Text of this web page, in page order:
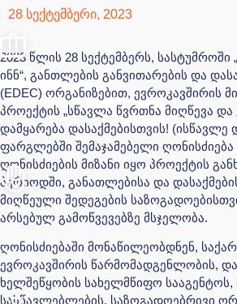
28 სექტემბერი, 2023
2023 წლის 28 სექტემბერს,
ინნ“, განთლების განვითარების და
(EDEC) ორგანიზებით, ევროკავშირის
პროექტის „სწავლა წვრთნა მიღწევა და
დამყარება დასაქმებისთვის! (ისწავლე
ფარგლებში შემაჯამებელი ღონისძიება
ღონისძიების მიზანი იყო პროექტის
პერიოდში, განათლებისა და
მიღწეული შედეგების
არსებულ გამოწვევებზე მსჯელობა.
ღონისძიებაში მონაწილეობდნენ,
ევროკავშირის წარმომადგენლობის,
ხელშეწყობის სახელმწიფო
სასწავლებლების, საზოგადოებრივი